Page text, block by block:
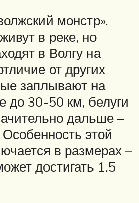
монстр».
в реке, но
в Волгу на
от других
заплывают на
до 30-50 км, белуги
дальше –
этой
в размерах –
достигать 1.5